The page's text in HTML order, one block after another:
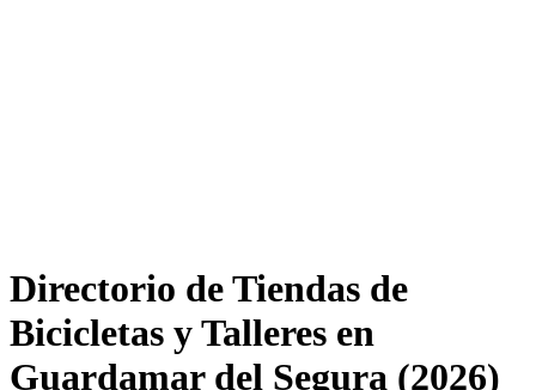
Directorio de Tiendas de
Bicicletas y Talleres en
Guardamar del Segura (2026)